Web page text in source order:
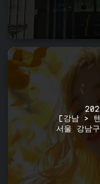
[강남 >
서울 강남